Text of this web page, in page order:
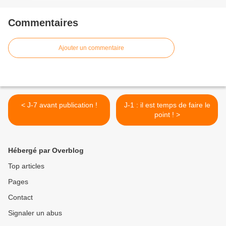
Commentaires
Ajouter un commentaire
< J-7 avant publication !
J-1 : il est temps de faire le
point ! >
Hébergé par Overblog
Top articles
Pages
Contact
Signaler un abus